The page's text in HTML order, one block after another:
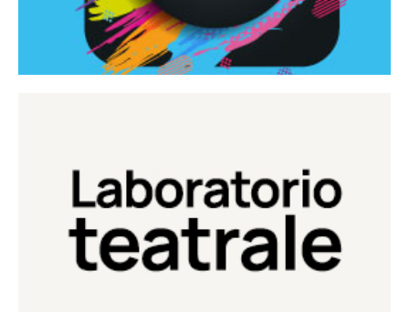
Laboratorio Teatrale
Laboratorio di teatro del Teatro Eduardo de Filippo
Continua